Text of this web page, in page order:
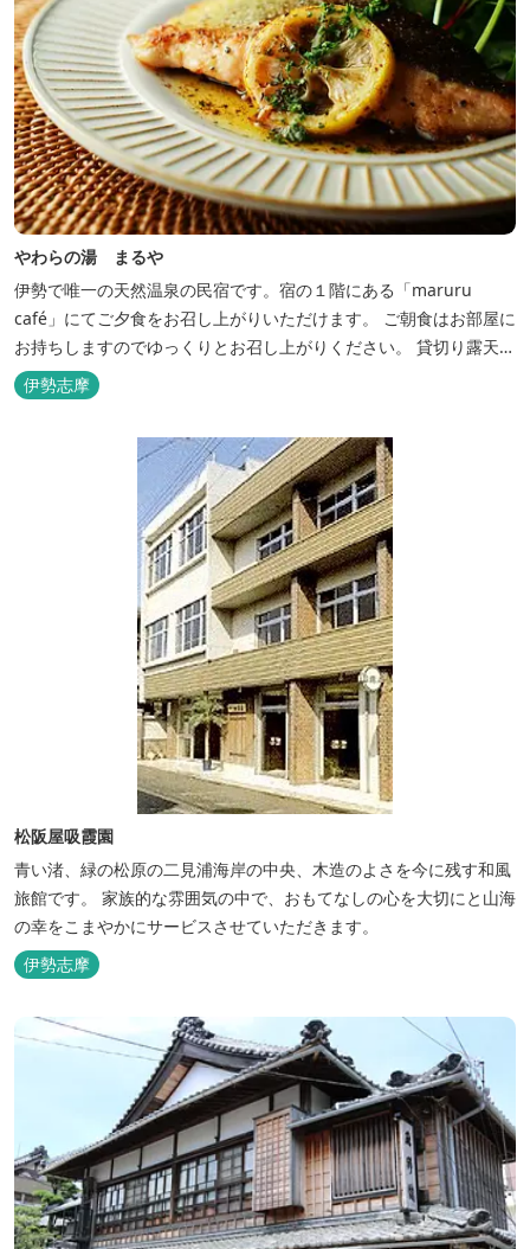
やわらの湯 まるや
伊勢で唯一の天然温泉の民宿です。宿の１階にある「maruru
café」にてご夕食をお召し上がりいただけます。 ご朝食はお部屋に
お持ちしますのでゆっくりとお召し上がりください。 貸切り露天風
呂完備、駅近、夫婦岩まで徒歩15分です。
伊勢志摩
松阪屋吸霞園
青い渚、緑の松原の二見浦海岸の中央、木造のよさを今に残す和風
旅館です。 家族的な雰囲気の中で、おもてなしの心を大切にと山海
の幸をこまやかにサービスさせていただきます。
伊勢志摩